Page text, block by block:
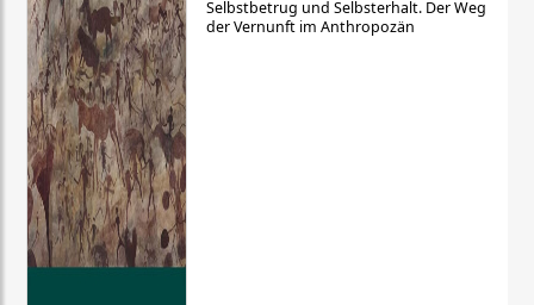
Selbstbetrug und Selbsterhalt. Der Weg
der Vernunft im Anthropozän